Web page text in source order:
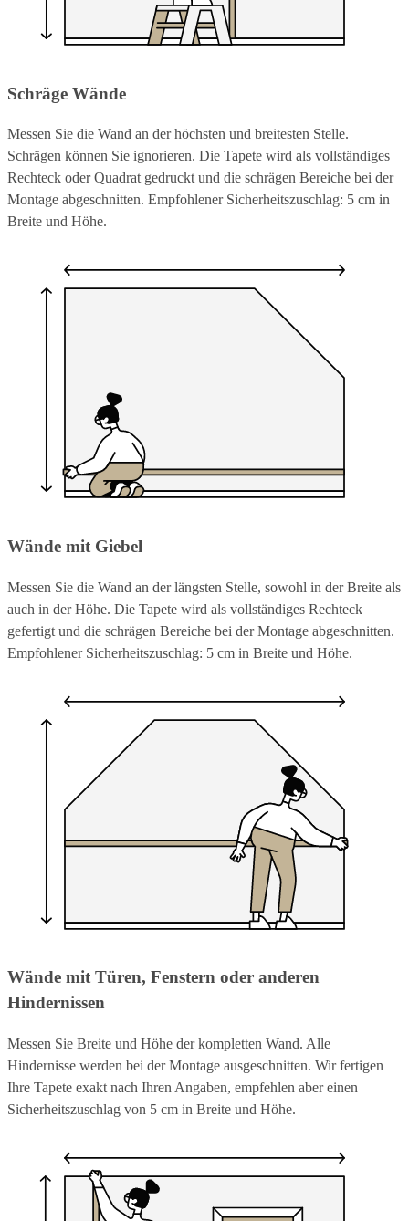
Schräge Wände
Messen Sie die Wand an der höchsten und breitesten Stelle.
Schrägen können Sie ignorieren. Die Tapete wird als vollständiges
Rechteck oder Quadrat gedruckt und die schrägen Bereiche bei der
Montage abgeschnitten. Empfohlener Sicherheitszuschlag: 5 cm in
Breite und Höhe.
Wände mit Giebel
Messen Sie die Wand an der längsten Stelle, sowohl in der Breite als
auch in der Höhe. Die Tapete wird als vollständiges Rechteck
gefertigt und die schrägen Bereiche bei der Montage abgeschnitten.
Empfohlener Sicherheitszuschlag: 5 cm in Breite und Höhe.
Wände mit Türen, Fenstern oder anderen
Hindernissen
Messen Sie Breite und Höhe der kompletten Wand. Alle
Hindernisse werden bei der Montage ausgeschnitten. Wir fertigen
Ihre Tapete exakt nach Ihren Angaben, empfehlen aber einen
Sicherheitszuschlag von 5 cm in Breite und Höhe.